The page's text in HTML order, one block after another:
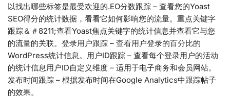
以找出哪些标签是最受欢迎的.EO分数跟踪 – 查看您的Yoast
SEO得分的统计数据，看看它如何影响您的流量。重点关键字
跟踪＆＃8211;查看Yoast焦点关键字的统计信息并查看它与您
的流量的关联。登录用户跟踪 – 查看用户登录的百分比的
WordPress统计信息。用户ID跟踪 – 查看每个登录用户的活动
的统计信息用户ID自定义维度 – 适用于电子商务和会员网站。
发布时间跟踪 – 根据发布时间在Google Analytics中跟踪帖子
的效果。